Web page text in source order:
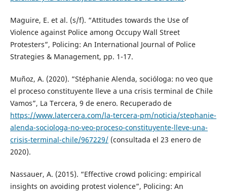
Maguire, E. et al. (s/f). “Attitudes towards the Use of
Violence against Police among Occupy Wall Street
Protesters”, Policing: An International Journal of Police
Strategies & Management, pp. 1-17.
Muñoz, A. (2020). “Stéphanie Alenda, socióloga: no veo que
el proceso constituyente lleve a una crisis terminal de Chile
Vamos”, La Tercera, 9 de enero. Recuperado de
https://www.latercera.com/la-tercera-pm/noticia/stephanie-
alenda-sociologa-no-veo-proceso-constituyente-lleve-una-
crisis-terminal-chile/967229/(consultada el 23 enero de
2020).
Nassauer, A. (2015). “Effective crowd policing: empirical
insights on avoiding protest violence”, Policing: An